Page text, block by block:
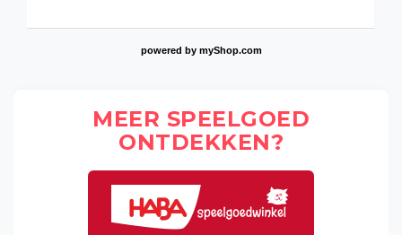
powered by myShop.com
MEER SPEELGOED
ONTDEKKEN?